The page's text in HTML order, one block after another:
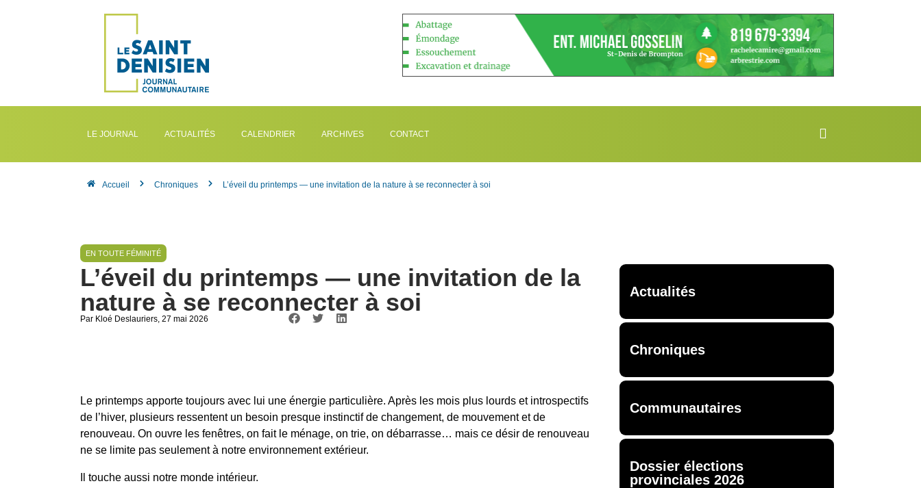
LE JOURNAL ACTUALITÉS CALENDRIER ARCHIVES CONTACT
Accueil Chroniques L’éveil du printemps — une invitation de la nature à se reconnecter à soi
EN TOUTE FÉMINITÉ
L’éveil du printemps — une invitation de la
nature à se reconnecter à soi
Par Kloé Deslauriers , 27 mai 2026
Le printemps apporte toujours avec lui une énergie particulière. Après les mois plus lourds et introspectifs
de l’hiver, plusieurs ressentent un besoin presque instinctif de changement, de mouvement et de
renouveau. On ouvre les fenêtres, on fait le ménage, on trie, on débarrasse… mais ce désir de renouveau
ne se limite pas seulement à notre environnement extérieur.
Il touche aussi notre monde intérieur.
Actualités
Chroniques
Communautaires
Dossier élections
provinciales 2026